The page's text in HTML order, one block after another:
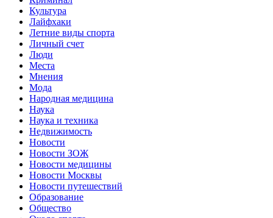
Культура
Лайфхаки
Летние виды спорта
Личный счет
Люди
Места
Мнения
Мода
Народная медицина
Наука
Наука и техника
Недвижимость
Новости
Новости ЗОЖ
Новости медицины
Новости Москвы
Новости путешествий
Образование
Общество